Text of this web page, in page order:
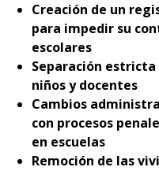
Creación de un
para impedir su
escolares
Separación
niños y docentes
Cambios
con procesos
en escuelas
Remoción de las